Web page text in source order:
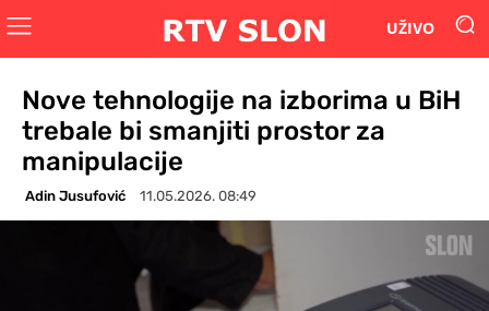
UŽIVO
Nove tehnologije na izborima u BiH
trebale bi smanjiti prostor za
manipulacije
Adin Jusufović 11.05.2026. 08:49